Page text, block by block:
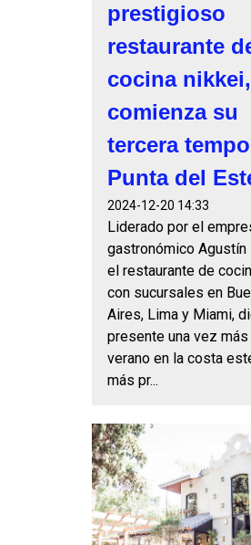
prestigioso
restaurante
cocina nikkei,
comienza su
tercera
Punta del
2024-12-20 14:33
Liderado por el
gastronómico Agustín
el restaurante de
con sucursales en
Aires, Lima y Miami,
presente una vez más
verano en la costa
más pr...